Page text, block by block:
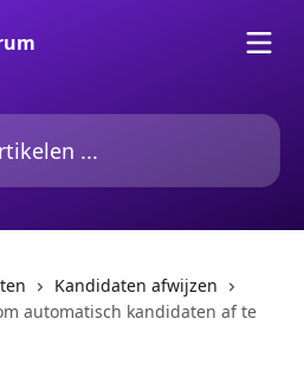
Kandidaten afwijzen
automatisch kandidaten af te